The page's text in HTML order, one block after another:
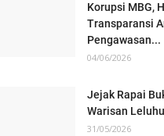
Korupsi MBG,
Transparansi
Pengawasan...
04/06/2026
Jejak Rapai
Warisan
31/05/2026